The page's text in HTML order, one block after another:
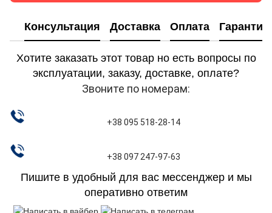
Консультация Доставка Оплата Гарантия
Хотите заказать этот товар но есть вопросы по
эксплуатации, заказу, доставке, оплате?
Звоните по номерам:
+38 095 518-28-14
+38 097 247-97-63
Пишите в удобный для вас мессенджер и мы
оперативно ответим